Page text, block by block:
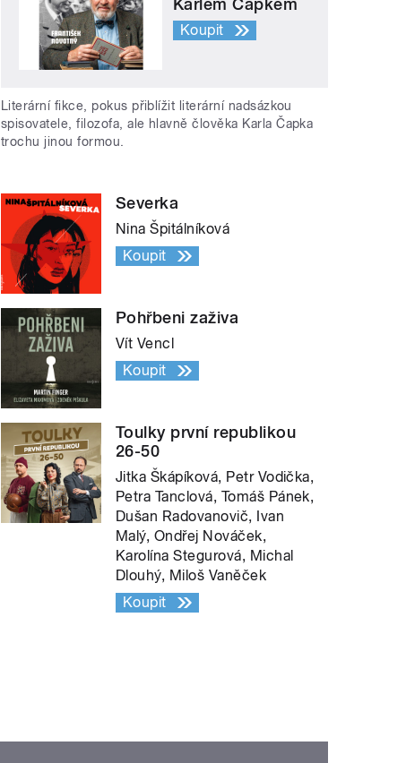
Karlem Čapkem
Koupit
Literární fikce, pokus přiblížit literární nadsázkou
spisovatele, filozofa, ale hlavně člověka Karla Čapka
trochu jinou formou.
Severka
Nina Špitálníková
Koupit
Pohřbeni zaživa
Vít Vencl
Koupit
Toulky první republikou
26-50
Jitka Škápíková, Petr Vodička,
Petra Tanclová, Tomáš Pánek,
Dušan Radovanovič, Ivan
Malý, Ondřej Nováček,
Karolína Stegurová, Michal
Dlouhý, Miloš Vaněček
Koupit